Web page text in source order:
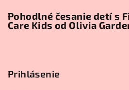
Pohodlné česanie detí s
Care Kids od Olivia
Prihlásenie